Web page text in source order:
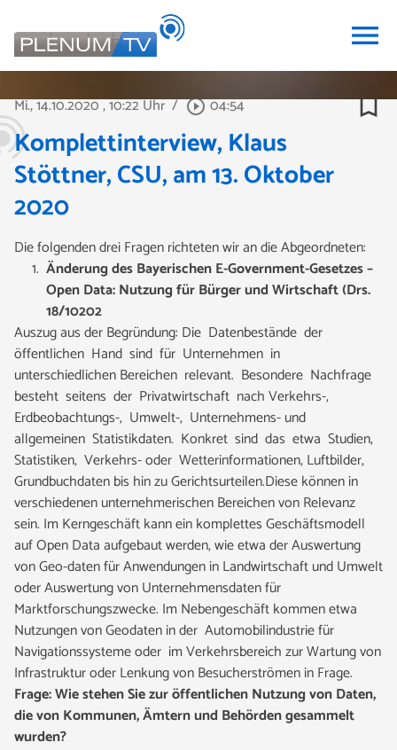
menu
Mi., 14.10.2020, 10:22 Uhr / play_circle_outline04:54 bookmark_border
Komplettinterview, Klaus
Stöttner, CSU, am 13. Oktober
2020
Die folgenden drei Fragen richteten wir an die Abgeordneten:
Änderung des Bayerischen E-Government-Gesetzes –
Open Data: Nutzung für Bürger und Wirtschaft (Drs.
18/10202
Auszug aus der Begründung: Die Datenbestände der
öffentlichen Hand sind für Unternehmen in
unterschiedlichen Bereichen relevant. Besondere Nachfrage
besteht seitens der Privatwirtschaft nach Verkehrs-,
Erdbeobachtungs-, Umwelt-, Unternehmens- und
allgemeinen Statistikdaten. Konkret sind das etwa Studien,
Statistiken, Verkehrs- oder Wetterinformationen, Luftbilder,
Grundbuchdaten bis hin zu Gerichtsurteilen.Diese können in
verschiedenen unternehmerischen Bereichen von Relevanz
sein. Im Kerngeschäft kann ein komplettes Geschäftsmodell
auf Open Data aufgebaut werden, wie etwa der Auswertung
von Geo-daten für Anwendungen in Landwirtschaft und Umwelt
oder Auswertung von Unternehmensdaten für
Marktforschungszwecke. Im Nebengeschäft kommen etwa
Nutzungen von Geodaten in der Automobilindustrie für
Navigationssysteme oder im Verkehrsbereich zur Wartung von
Infrastruktur oder Lenkung von Besucherströmen in Frage.
Frage: Wie stehen Sie zur öffentlichen Nutzung von Daten,
die von Kommunen, Ämtern und Behörden gesammelt
wurden?